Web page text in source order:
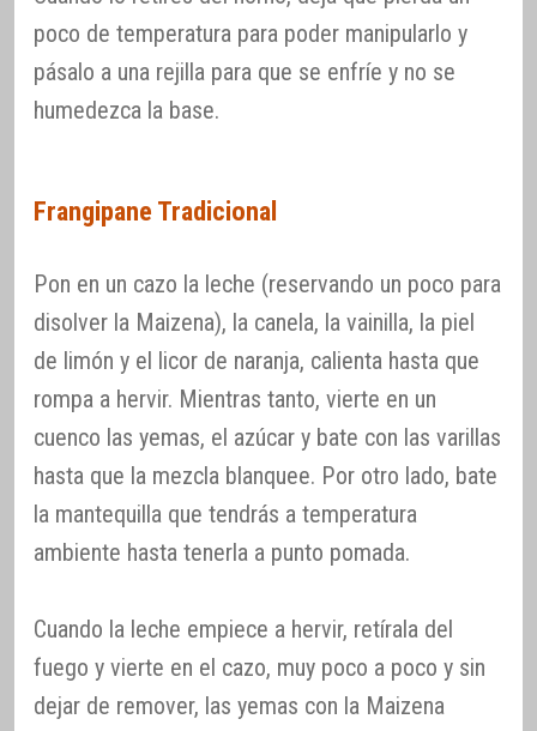
poco de temperatura para poder manipularlo y
pásalo a una rejilla para que se enfríe y no se
humedezca la base.
Frangipane Tradicional
Pon en un cazo la leche (reservando un poco para
disolver la Maizena), la canela, la vainilla, la piel
de limón y el licor de naranja, calienta hasta que
rompa a hervir. Mientras tanto, vierte en un
cuenco las yemas, el azúcar y bate con las varillas
hasta que la mezcla blanquee. Por otro lado, bate
la mantequilla que tendrás a temperatura
ambiente hasta tenerla a punto pomada.
Cuando la leche empiece a hervir, retírala del
fuego y vierte en el cazo, muy poco a poco y sin
dejar de remover, las yemas con la Maizena